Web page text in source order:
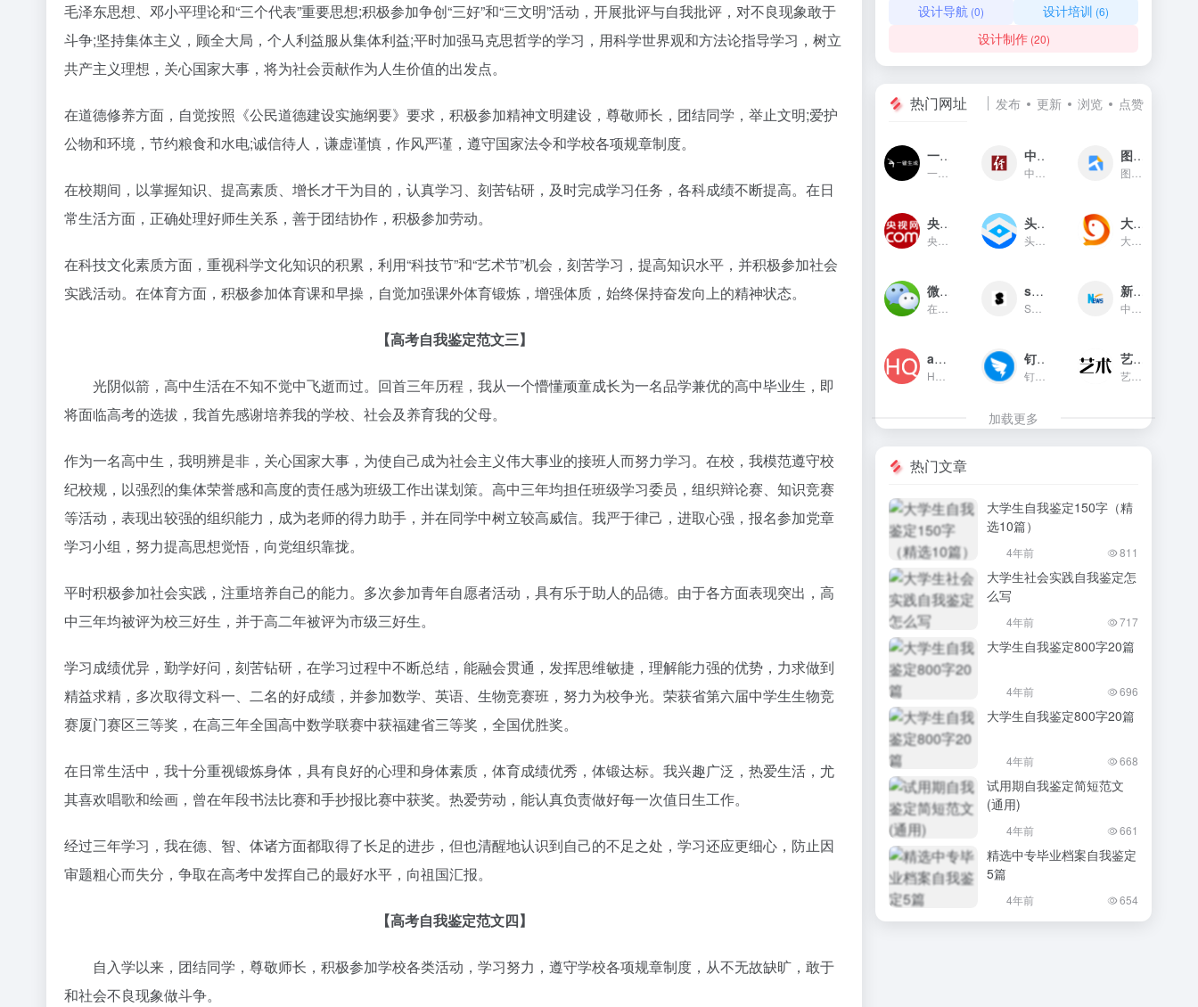
毛泽东思想、邓小平理论和“三个代表”重要思想;积极参加争创“三好”和“三文明”活动，开展批评与自我批评，对不良现象敢于
斗争;坚持集体主义，顾全大局，个人利益服从集体利益;平时加强马克思哲学的学习，用科学世界观和方法论指导学习，树立
共产主义理想，关心国家大事，将为社会贡献作为人生价值的出发点。
在道德修养方面，自觉按照《公民道德建设实施纲要》要求，积极参加精神文明建设，尊敬师长，团结同学，举止文明;爱护
公物和环境，节约粮食和水电;诚信待人，谦虚谨慎，作风严谨，遵守国家法令和学校各项规章制度。
在校期间，以掌握知识、提高素质、增长才干为目的，认真学习、刻苦钻研，及时完成学习任务，各科成绩不断提高。在日
常生活方面，正确处理好师生关系，善于团结协作，积极参加劳动。
在科技文化素质方面，重视科学文化知识的积累，利用“科技节”和“艺术节”机会，刻苦学习，提高知识水平，并积极参加社会
实践活动。在体育方面，积极参加体育课和早操，自觉加强课外体育锻炼，增强体质，始终保持奋发向上的精神状态。
【高考自我鉴定范文三】
光阴似箭，高中生活在不知不觉中飞逝而过。回首三年历程，我从一个懵懂顽童成长为一名品学兼优的高中毕业生，即
将面临高考的选拔，我首先感谢培养我的学校、社会及养育我的父母。
作为一名高中生，我明辨是非，关心国家大事，为使自己成为社会主义伟大事业的接班人而努力学习。在校，我模范遵守校
纪校规，以强烈的集体荣誉感和高度的责任感为班级工作出谋划策。高中三年均担任班级学习委员，组织辩论赛、知识竞赛
等活动，表现出较强的组织能力，成为老师的得力助手，并在同学中树立较高威信。我严于律己，进取心强，报名参加党章
学习小组，努力提高思想觉悟，向党组织靠拢。
平时积极参加社会实践，注重培养自己的能力。多次参加青年自愿者活动，具有乐于助人的品德。由于各方面表现突出，高
中三年均被评为校三好生，并于高二年被评为市级三好生。
学习成绩优异，勤学好问，刻苦钻研，在学习过程中不断总结，能融会贯通，发挥思维敏捷，理解能力强的优势，力求做到
精益求精，多次取得文科一、二名的好成绩，并参加数学、英语、生物竞赛班，努力为校争光。荣获省第六届中学生生物竞
赛厦门赛区三等奖，在高三年全国高中数学联赛中获福建省三等奖，全国优胜奖。
在日常生活中，我十分重视锻炼身体，具有良好的心理和身体素质，体育成绩优秀，体锻达标。我兴趣广泛，热爱生活，尤
其喜欢唱歌和绘画，曾在年段书法比赛和手抄报比赛中获奖。热爱劳动，能认真负责做好每一次值日生工作。
经过三年学习，我在德、智、体诸方面都取得了长足的进步，但也清醒地认识到自己的不足之处，学习还应更细心，防止因
审题粗心而失分，争取在高考中发挥自己的最好水平，向祖国汇报。
【高考自我鉴定范文四】
自入学以来，团结同学，尊敬师长，积极参加学校各类活动，学习努力，遵守学校各项规章制度，从不无故缺旷，敢于
和社会不良现象做斗争。
设计导航 (0) 设计培训 (6)
设计制作(20)
热门网址 发布 更新 浏览 点赞
一键生成 中国经济网 图贴士
央视网新闻频道(cctv.com) 头条指数
头条指数是今日头条推出的一...
大鱼号官网
微信对话生成器 soogif动图
SOOGIF提供搞笑、表情、美女...
新华网
app图标生成 钉钉官网
钉钉（DingTalk）是中国领先...
艺术字体在线生成器
加载更多
热门文章
大学生自我鉴定150字（精
选10篇）
4年前 811
大学生社会实践自我鉴定怎
么写
4年前 717
大学生自我鉴定800字20篇
4年前 696
大学生自我鉴定800字20篇
4年前 668
试用期自我鉴定简短范文
(通用)
4年前 661
精选中专毕业档案自我鉴定
5篇
4年前 654